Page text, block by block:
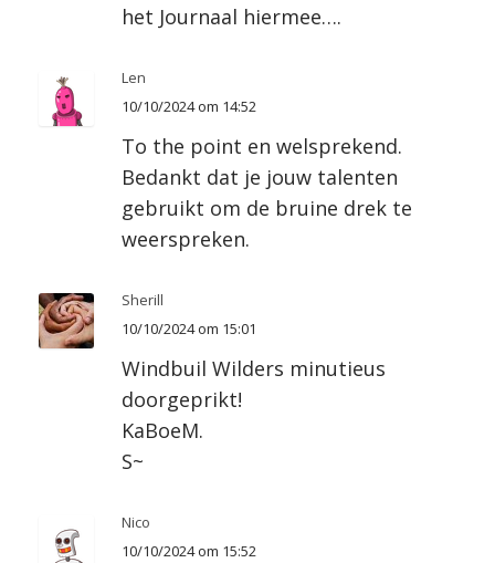
het Journaal hiermee….
Len
10/10/2024 om 14:52
To the point en welsprekend.
Bedankt dat je jouw talenten
gebruikt om de bruine drek te
weerspreken.
Sherill
10/10/2024 om 15:01
Windbuil Wilders minutieus
doorgeprikt!
KaBoeM.
S~
Nico
10/10/2024 om 15:52